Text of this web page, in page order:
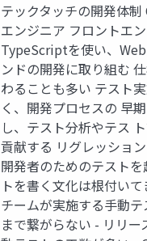
テックタッチの開発体制
エンジニア フロントエ
TypeScriptを使い、
ンドの開発に取り組む
わることも多い テスト
く、開発プロセスの 早
し、テスト分析やテス
貢献する リグレッショ
開発者のためのテスト
トを書く文化は根付い
チームが実施する手動
まで繋がらない - リリー